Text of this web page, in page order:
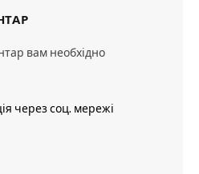
вам необхідно
через соц. мережі